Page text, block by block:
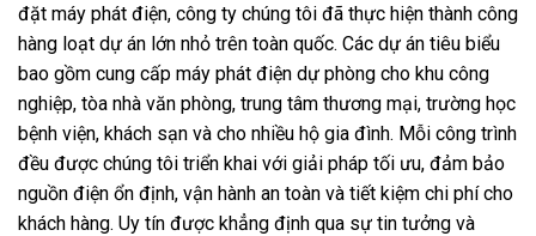
đặt máy phát điện, công ty chúng tôi đã thực hiện thành công
hàng loạt dự án lớn nhỏ trên toàn quốc. Các dự án tiêu biểu
bao gồm cung cấp máy phát điện dự phòng cho khu công
nghiệp, tòa nhà văn phòng, trung tâm thương mại, trường học
bệnh viện, khách sạn và cho nhiều hộ gia đình. Mỗi công trình
đều được chúng tôi triển khai với giải pháp tối ưu, đảm bảo
nguồn điện ổn định, vận hành an toàn và tiết kiệm chi phí cho
khách hàng. Uy tín được khẳng định qua sự tin tưởng và